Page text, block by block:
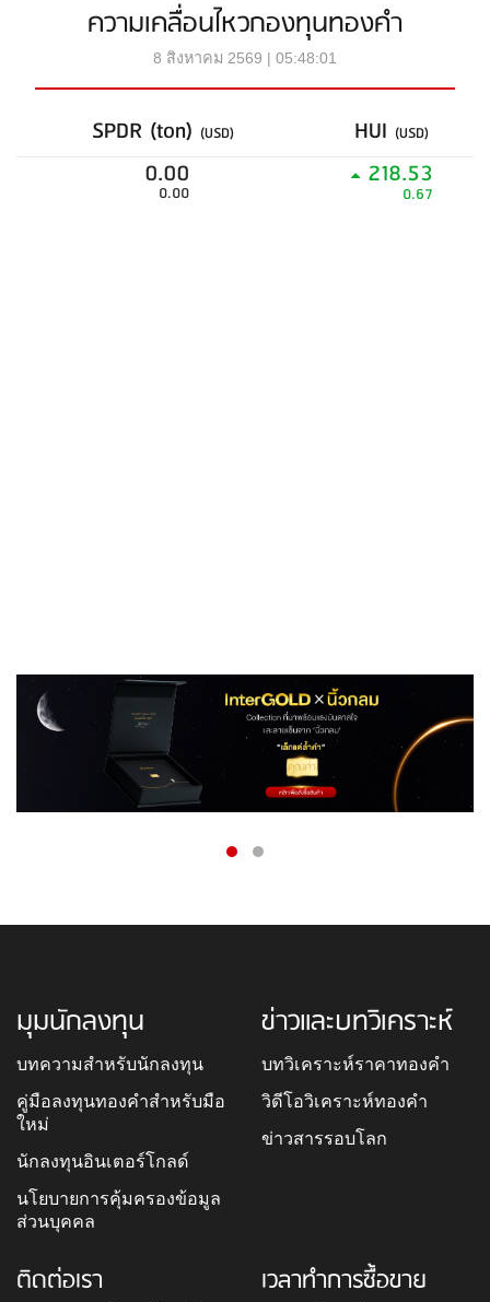
ความเคลื่อนไหวกองทุนทองคำ
8 สิงหาคม 2569 | 05:48:01
SPDR (ton) (USD) HUI (USD)
0.00
0.00
218.53
0.67
มุมนักลงทุน
บทความสำหรับนักลงทุน
คู่มือลงทุนทองคำสำหรับมือ
ใหม่
นักลงทุนอินเตอร์โกลด์
นโยบายการคุ้มครองข้อมูล
ส่วนบุคคล
ข่าวและบทวิเคราะห์
บทวิเคราะห์ราคาทองคำ
วิดีโอวิเคราะห์ทองคำ
ข่าวสารรอบโลก
ติดต่อเรา เวลาทำการซื้อขาย